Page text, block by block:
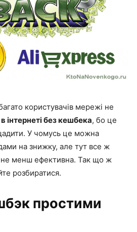
користувачів мережі не
інтернеті без кешбека, бо це
У чомусь це можна
на знижку, але тут все ж
менш ефективна. Так що ж
розбиратися.
простими